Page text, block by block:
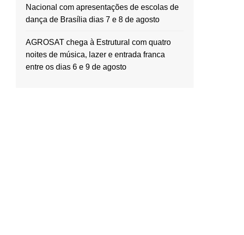
Nacional com apresentações de escolas de
dança de Brasília dias 7 e 8 de agosto
AGROSAT chega à Estrutural com quatro
noites de música, lazer e entrada franca
entre os dias 6 e 9 de agosto